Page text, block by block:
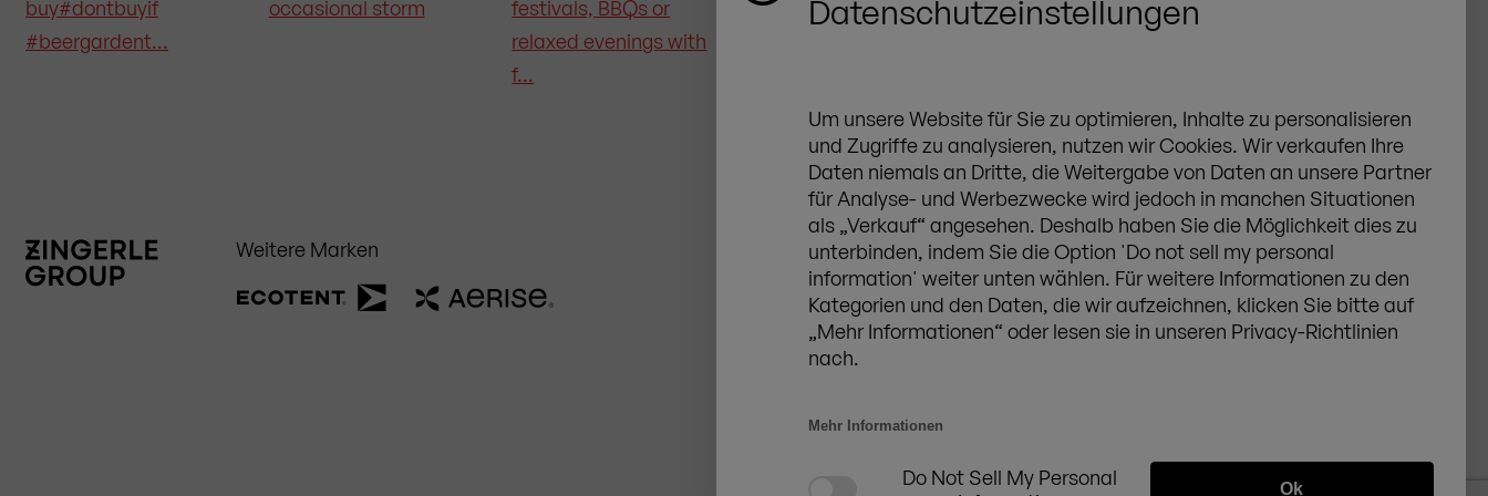
Datenschutzeinstellungen
Um unsere Website für Sie zu optimieren, Inhalte zu personalisieren
und Zugriffe zu analysieren, nutzen wir Cookies. Wir verkaufen Ihre
Daten niemals an Dritte, die Weitergabe von Daten an unsere Partner
für Analyse- und Werbezwecke wird jedoch in manchen Situationen
als „Verkauf“ angesehen. Deshalb haben Siedie Möglichkeit dies zu
unterbinden, indem Siedie Option 'Do not sell my personal
information' weiter unten wählen. Für weitere Informationen zu den
Kategorien und den Daten, die wir aufzeichnen, klicken Sie bitte auf
„Mehr Informationen“ oder lesen sie in unseren Privacy-Richtlinien
nach.
Mehr Informationen
Do Not Sell My Personal
Ok
Weitere Marken
ZINGERLE GROUP Deutschland GmbH
Zur Aumühle 34, 89257 Illertissen
+49 (0) 7303 95215 0
de@zingerle.group
AGB
Datenschutz
Cookies
DE